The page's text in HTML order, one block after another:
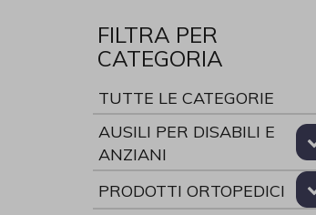
FILTRA PER
CATEGORIA
TUTTE LE CATEGORIE
AUSILI PER DISABILI E
ANZIANI
PRODOTTI ORTOPEDICI